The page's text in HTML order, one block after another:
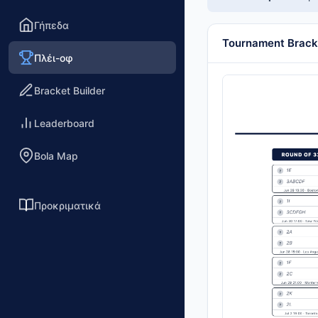
Γήπεδα
Πλέι-οφ
Bracket Builder
Leaderboard
Bola Map
Προκριματικά
Tournament